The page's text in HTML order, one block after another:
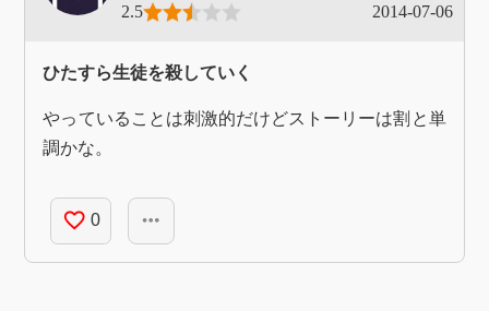
2.5
2014-07-06
ひたすら生徒を殺していく
やっていることは刺激的だけどストーリーは割と単
調かな。
favorite_border 0 more_horiz